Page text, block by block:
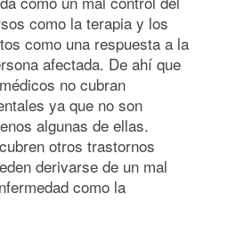
como la terapia y los
como una respuesta a la
afectada. De ahí que
no cubran
ya que no son
algunas de ellas.
otros trastornos
derivarse de un mal
como la